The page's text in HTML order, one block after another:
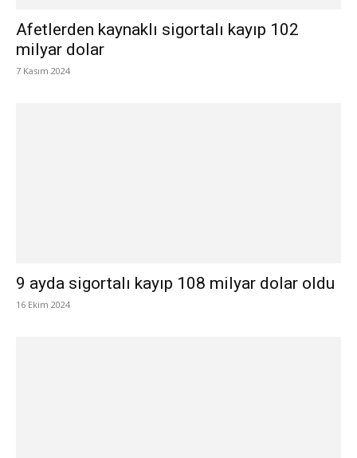
Afetlerden kaynaklı sigortalı kayıp 102
milyar dolar
7 Kasım 2024
9 ayda sigortalı kayıp 108 milyar dolar oldu
16 Ekim 2024